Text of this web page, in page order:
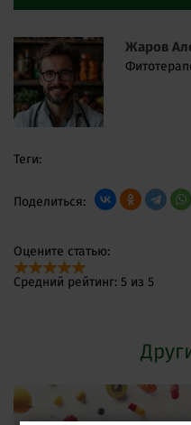
Жаров
Теги:
Поделиться:
Оцените статью:
Средний рейтинг: 5 из 5